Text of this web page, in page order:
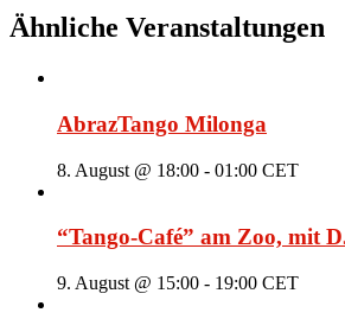
Ähnliche Veranstaltungen
AbrazTango Milonga
8. August @ 18:00 - 01:00 CET
“Tango-Café” am Zoo, mit
9. August @ 15:00 - 19:00 CET